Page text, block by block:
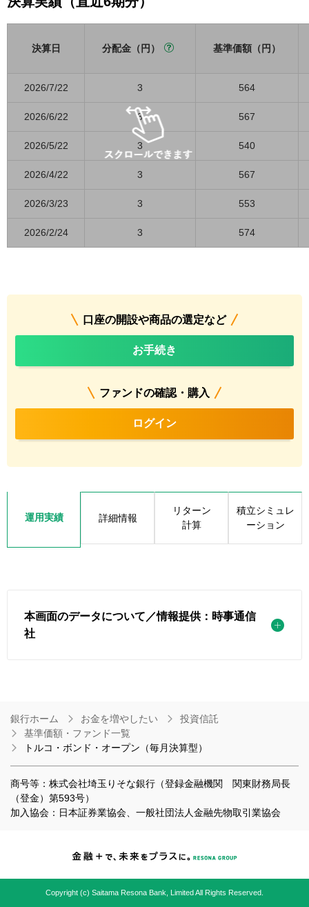
決算日 分配金（円） 基準価額（円）
2026/7/22 3 564
2026/6/22 3 567
2026/5/22 3 540
2026/4/22 3 567
2026/3/23 3 553
2026/2/24 3 574
口座の開設や商品の選定など
お手続き
ファンドの確認・購入
ログイン
運用実績 詳細情報
リターン
計算
積立シミュレ
ーション
本画面のデータについて／情報提供：時事通信
社
銀行ホーム お金を増やしたい
投資信託
基準価額・ファンド一覧
トルコ・ボンド・オープン（毎月決算型）
商号等：株式会社埼玉りそな銀行（登録金融機関 関東財務局長
（登金）第593号）
加入協会：日本証券業協会、一般社団法人金融先物取引業協会
Copyright (c) Saitama Resona Bank, Limited All Rights Reserved.